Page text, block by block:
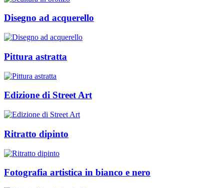
Disegno ad acquerello
Pittura astratta
Edizione di Street Art
Ritratto dipinto
Fotografia artistica in bianco e nero